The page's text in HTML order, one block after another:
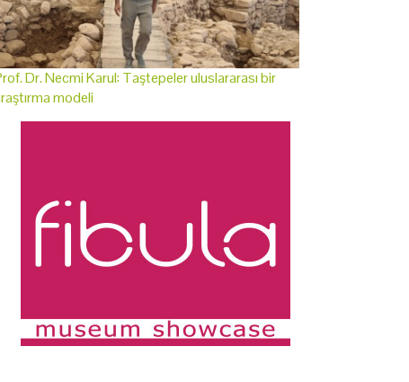
Dr. Necmi Karul: Taştepeler uluslararası bir
modeli